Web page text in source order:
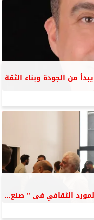
من الجودة وبناء الثقة
الثقافي فى ” صنع...